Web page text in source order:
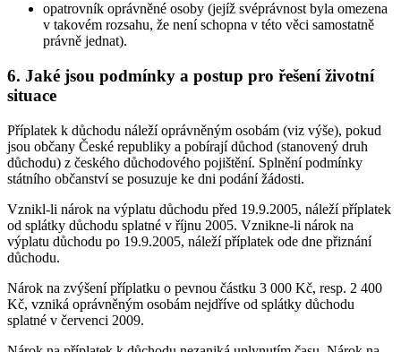
opatrovník oprávněné osoby (jejíž svéprávnost byla omezena
v takovém rozsahu, že není schopna v této věci samostatně
právně jednat).
6. Jaké jsou podmínky a postup pro řešení životní
situace
Příplatek k důchodu náleží oprávněným osobám (viz výše), pokud
jsou občany České republiky a pobírají důchod (stanovený druh
důchodu) z českého důchodového pojištění. Splnění podmínky
státního občanství se posuzuje ke dni podání žádosti.
Vznikl-li nárok na výplatu důchodu před 19.9.2005, náleží příplatek
od splátky důchodu splatné v říjnu 2005. Vznikne-li nárok na
výplatu důchodu po 19.9.2005, náleží příplatek ode dne přiznání
důchodu.
Nárok na zvýšení příplatku o pevnou částku 3 000 Kč, resp. 2 400
Kč, vzniká oprávněným osobám nejdříve od splátky důchodu
splatné v červenci 2009.